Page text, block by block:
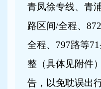
青凤徐专线、青
路区间/全程、
全程、797路等
整（具体见附件
告，以免耽误出行